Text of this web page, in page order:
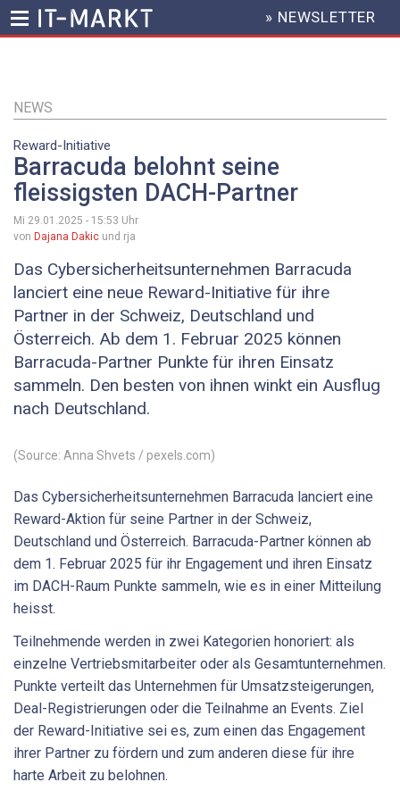
Inhalt
HEADER
MENU
» NEWSLETTER
NEWS
Reward-Initiative
Barracuda belohnt seine
fleissigsten DACH-Partner
Mi 29.01.2025 - 15:53 Uhr
von Dajana Dakic und rja
Das Cybersicherheitsunternehmen Barracuda
lanciert eine neue Reward-Initiative für ihre
Partner in der Schweiz, Deutschland und
Österreich. Ab dem 1. Februar 2025 können
Barracuda-Partner Punkte für ihren Einsatz
sammeln. Den besten von ihnen winkt ein Ausflug
nach Deutschland.
(Source: Anna Shvets / pexels.com)
Das Cybersicherheitsunternehmen Barracuda lanciert eine
Reward-Aktion für seine Partner in der Schweiz,
Deutschland und Österreich. Barracuda-Partner können ab
dem 1. Februar 2025 für ihr Engagement und ihren Einsatz
im DACH-Raum Punkte sammeln, wie es in einer Mitteilung
heisst.
Teilnehmende werden in zwei Kategorien honoriert: als
einzelne Vertriebsmitarbeiter oder als Gesamtunternehmen.
Punkte verteilt das Unternehmen für Umsatzsteigerungen,
Deal-Registrierungen oder die Teilnahme an Events. Ziel
der Reward-Initiative sei es, zum einen das Engagement
ihrer Partner zu fördern und zum anderen diese für ihre
harte Arbeit zu belohnen.